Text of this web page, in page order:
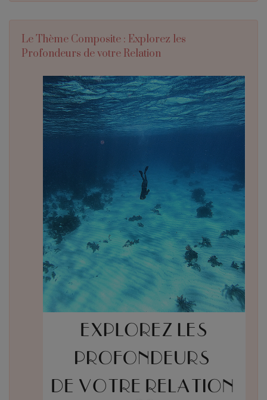
Le Thème Composite : Explorez les
Profondeurs de votre Relation